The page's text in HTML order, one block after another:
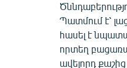
Պատմում է՝
հասել է
որտեղ
ավելորդ